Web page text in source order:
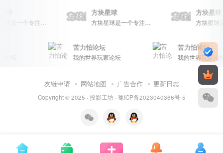
方块星球 方块星
苦力怕论坛
我的世界玩家论坛
苦力怕论坛
我的世界玩家论坛
友链申请 网站地图 广告合作 更新日志
Copyright © 2025 · 投影工坊· 豫ICP备2023040366号-5